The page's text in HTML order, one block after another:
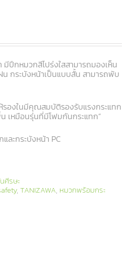
ปีกหมวกสีโปร่งใสสามารถมองเห็น
น กระบังหน้าเป็นแบบสั้น สามารถพับ
รองในมีคุณสมบัติรองรับแรงกระแทก
เหมือนรุ่นที่มีโฟมกันกระแทก”
ละกระบังหน้า PC
รษะ
, TANIZAWA, หมวกพร้อมกระ